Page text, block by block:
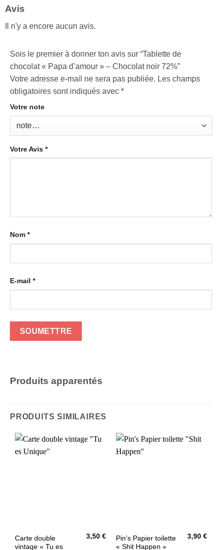
Avis
Il n'y a encore aucun avis.
Sois le premier à donner ton avis sur “Tablette de
chocolat « Papa d’amour » – Chocolat noir 72%”
Votre adresse e-mail ne sera pas publiée. Les champs
obligatoires sont indiqués avec *
Votre note
Votre Avis *
Nom *
E-mail *
Produits apparentés
PRODUITS SIMILAIRES
Carte double
vintage « Tu es
3,50€
Pin’s Papier toilette
« Shit Happen »
3,90€